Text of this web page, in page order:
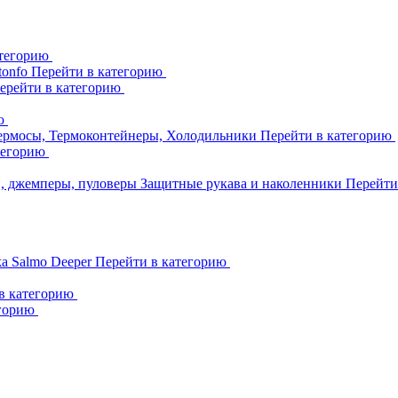
Перейти в категорию
в категорию
Термоконтейнеры, Холодильники Перейти в категорию
джемперы, пуловеры Защитные рукава и наколенники
Salmo DeeperПерейти в категорию
категорию